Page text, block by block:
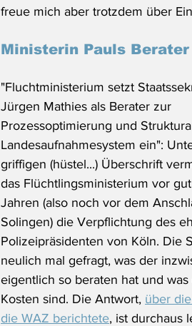
freue mich aber trotzdem über
Ministerin Pauls
"Fluchtministerium setzt
Jürgen Mathies als Berater zur
Prozessoptimierung und
Landesaufnahmesystem ein":
griffigen (hüstel...) Überschrift
das Flüchtlingsministerium vor
Jahren (also noch vor dem
Solingen) die Verpflichtung des
Polizeipräsidenten von Köln. Die
neulich mal gefragt, was der
eigentlich so beraten hat und was
Kosten sind. Die Antwort, über
die WAZ berichtete, ist durchaus